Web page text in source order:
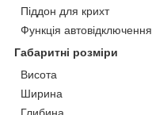
Піддон для крихт
Функція автовідключення
Габаритні розміри
Висота
Ширина